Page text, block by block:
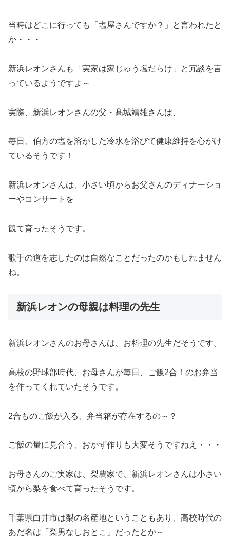
当時はどこに行っても「塩屋さんですか？」と言われたと
か・・・
新浜レオンさんも「実家は家じゅう塩だらけ」と冗談を言
っているようですよ～
実際、新浜レオンさんの父・髙城靖雄さんは、
毎日、伯方の塩を溶かした冷水を浴びて健康維持を心がけ
ているそうです！
新浜レオンさんは、小さい頃からお父さんのディナーショ
ーやコンサートを
観て育ったそうです。
歌手の道を志したのは自然なことだったのかもしれません
ね。
新浜レオンの母親は料理の先生
新浜レオンさんのお母さんは、お料理の先生だそうです。
高校の野球部時代、お母さんが毎日、ご飯2合！のお弁当
を作ってくれていたそうです。
2合ものご飯が入る、弁当箱が存在するの～？
ご飯の量に見合う、おかず作りも大変そうですねえ・・・
お母さんのご実家は、梨農家で、新浜レオンさんは小さい
頃から梨を食べて育ったそうです。
千葉県白井市は梨の名産地ということもあり、高校時代の
あだ名は「梨男なしおとこ」だったとか～